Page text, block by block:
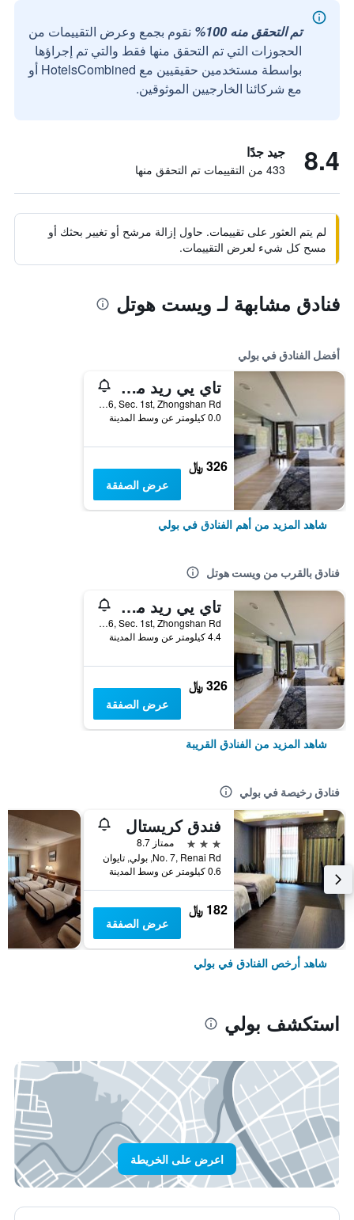
تم التحقق منه 100%
نقوم بجمع وعرض التقييمات من
الحجوزات التي تم التحقق منها فقط والتي تم إجراؤها
بواسطة مستخدمين حقيقيين مع HotelsCombined أو
مع شركائنا الخارجيين الموثوقين.
8.4 جيد جدًا
433 من التقييمات تم التحقق منها
لم يتم العثور على تقييمات. حاول إزالة مرشح أو تغيير بحثك أو
مسح كل شيء لعرض التقييمات.
فنادق مشابهة لـ ويست هوتل
أفضل الفنادق في بولي
تاي يي ريد مابل ريزورت
No. 176, Sec. 1st, Zhongshan Rd, بولي, تايوان
0.0 كيلومتر عن وسط المدينة
326 ﷼
عرض الصفقة
شاهد المزيد من أهم الفنادق في بولي
فنادق بالقرب من ويست هوتل
تاي يي ريد مابل ريزورت
No. 176, Sec. 1st, Zhongshan Rd, بولي, تايوان
4.4 كيلومتر عن وسط المدينة
326 ﷼
عرض الصفقة
شاهد المزيد من الفنادق القريبة
فنادق رخيصة في بولي
فندق كريستال
3 نجوم
ممتاز 8.7
No. 7, Renai Rd, بولي, تايوان
0.6 كيلومتر عن وسط المدينة
182 ﷼
عرض الصفقة
شاهد أرخص الفنادق في بولي
استكشف بولي
اعرض على الخريطة